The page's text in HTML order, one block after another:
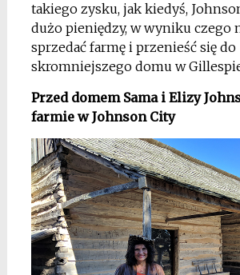
takiego zysku, jak kiedyś,
dużo pieniędzy, w wyniku czego
sprzedać farmę i przenieść się do
skromniejszego domu w
Przed domem Sama i Elizy
farmie w Johnson City